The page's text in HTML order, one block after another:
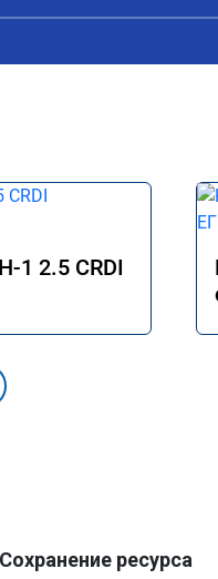
1 2.5 CRDI
Сохранение ресурса